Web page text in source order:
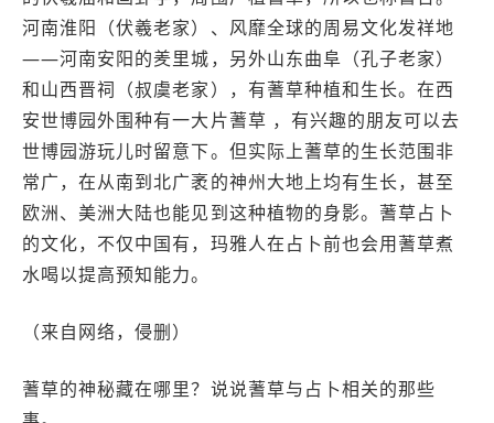
河南淮阳（伏羲老家）、风靡全球的周易文化发祥地
——河南安阳的羑里城，另外山东曲阜（孔子老家）
和山西晋祠（叔虞老家），有蓍草种植和生长。在西
安世博园外围种有一大片蓍草 ，有兴趣的朋友可以去
世博园游玩儿时留意下。但实际上蓍草的生长范围非
常广，在从南到北广袤的神州大地上均有生长，甚至
欧洲、美洲大陆也能见到这种植物的身影。蓍草占卜
的文化，不仅中国有，玛雅人在占卜前也会用蓍草煮
水喝以提高预知能力。
（来自网络，侵删）
蓍草的神秘藏在哪里？说说蓍草与占卜相关的那些